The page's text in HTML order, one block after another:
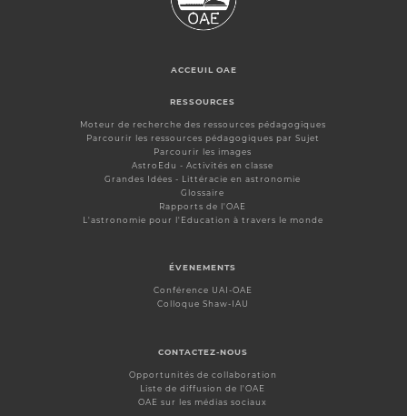
ACCEUIL OAE
RESSOURCES
Moteur de recherche des ressources pédagogiques
Parcourir les ressources pédagogiques par Sujet
Parcourir les images
AstroEdu - Activités en classe
Grandes Idées - Littéracie en astronomie
Glossaire
Rapports de l'OAE
L'astronomie pour l'Education à travers le monde
ÉVENEMENTS
Conférence UAI-OAE
Colloque Shaw-IAU
CONTACTEZ-NOUS
Opportunités de collaboration
Liste de diffusion de l'OAE
OAE sur les médias sociaux